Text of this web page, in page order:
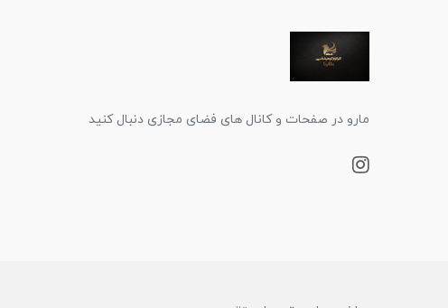
مارو در صفحات و کانال های فضای مجازی دنبال کنید